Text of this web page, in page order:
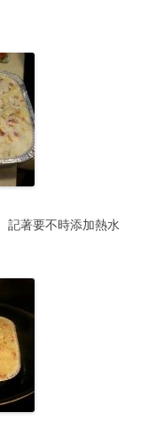
記著要不時添加熱水